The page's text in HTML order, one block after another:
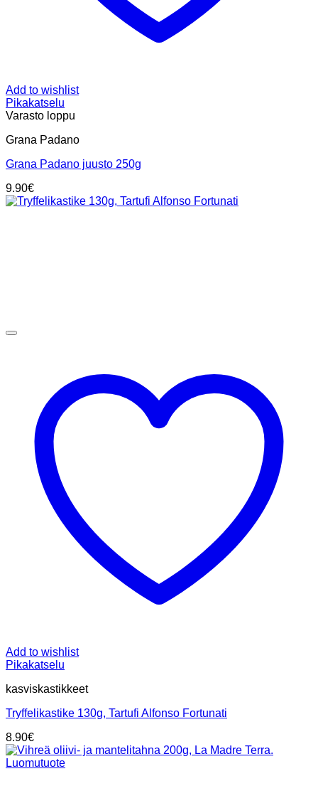
Add to wishlist
Pikakatselu
Varasto loppu
Grana Padano
Grana Padano juusto 250g
9.90€
Add to wishlist
Pikakatselu
kasviskastikkeet
Tryffelikastike 130g, Tartufi Alfonso Fortunati
8.90€